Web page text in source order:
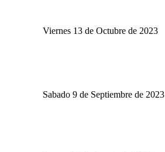
Viernes 13 de Octubre de 2023
Sabado 9 de Septiembre de 2023